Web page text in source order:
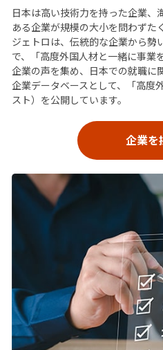
日本は高い技術力を持った企業、
ある企業が規模の大小を問わずた
ジェトロは、伝統的な企業から勢
で、「高度外国人材と一緒に事業
企業の声を集め、日本での就職に
企業データベースとして、「高度
スト）を公開しています。
企業を